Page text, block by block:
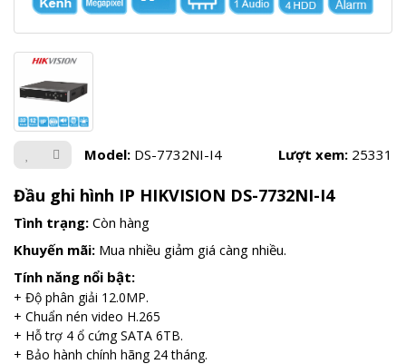
Model: DS-7732NI-I4 Lượt xem: 25331
Đầu ghi hình IP HIKVISION DS-7732NI-I4
Tình trạng: Còn hàng
Khuyến mãi: Mua nhiều giảm giá càng nhiều.
Tính năng nổi bật:
+ Độ phân giải 12.0MP.
+ Chuẩn nén video H.265
+ Hỗ trợ 4 ổ cứng SATA 6TB.
+ Bảo hành chính hãng 24 tháng.